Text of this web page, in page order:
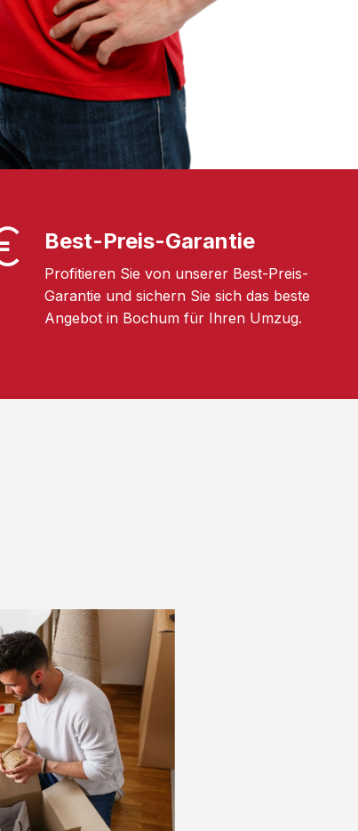
Best-Preis-Garantie
Profitieren Sie von unserer Best-Preis-
Garantie und sichern Sie sich das beste
Angebot in Bochum für Ihren Umzug.